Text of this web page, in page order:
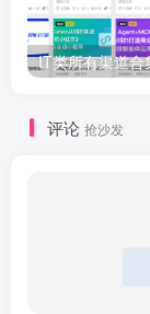
评论 抢沙发